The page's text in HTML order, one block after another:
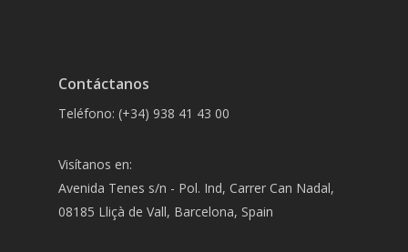
Contáctanos
Teléfono: (+34) 938 41 43 00
Visítanos en:
Avenida Tenes s/n - Pol. Ind, Carrer Can Nadal,
08185 Lliçà de Vall, Barcelona, Spain